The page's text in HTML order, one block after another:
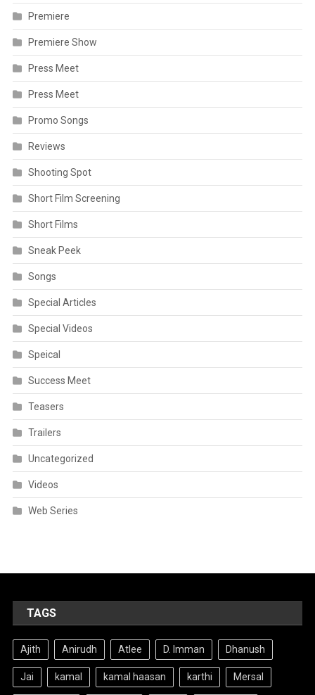
Premiere
Premiere Show
Press Meet
Press Meet
Promo Songs
Reviews
Shooting Spot
Short Film Screening
Short Films
Sneak Peek
Songs
Special Articles
Special Videos
Speical
Success Meet
Teasers
Trailers
Uncategorized
Videos
Web Series
TAGS
Ajith Anirudh Atlee D. Imman Dhanush
Jai kamal kamal haasan karthi Mersal